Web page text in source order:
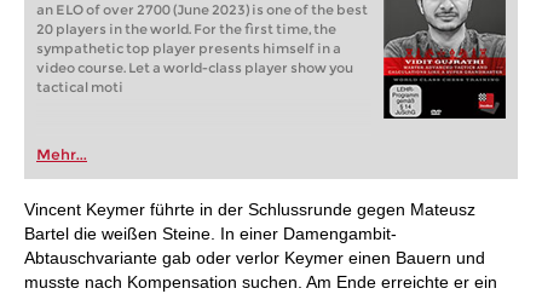
an ELO of over 2700 (June 2023) is one of the best
20 players in the world. For the first time, the
sympathetic top player presents himself in a
video course. Let a world-class player show you
tactical moti
Mehr...
Vincent Keymer führte in der Schlussrunde gegen Mateusz
Bartel die weißen Steine. In einer Damengambit-
Abtauschvariante gab oder verlor Keymer einen Bauern und
musste nach Kompensation suchen. Am Ende erreichte er ein